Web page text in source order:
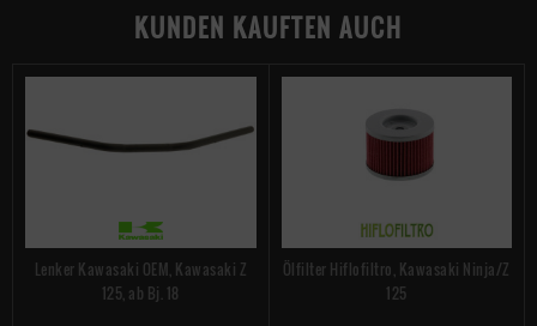
KUNDEN KAUFTEN AUCH
Lenker Kawasaki OEM, Kawasaki Z
125, ab Bj. 18
Ölfilter Hiflofiltro, Kawasaki Ninja/Z
125